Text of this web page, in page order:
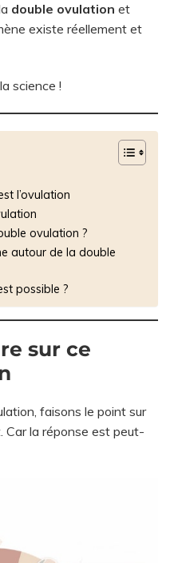
double ovulation et
existe réellement et
science !
l’ovulation
ovulation ?
autour de la double
possible ?
sur ce
faisons le point sur
Car la réponse est peut-